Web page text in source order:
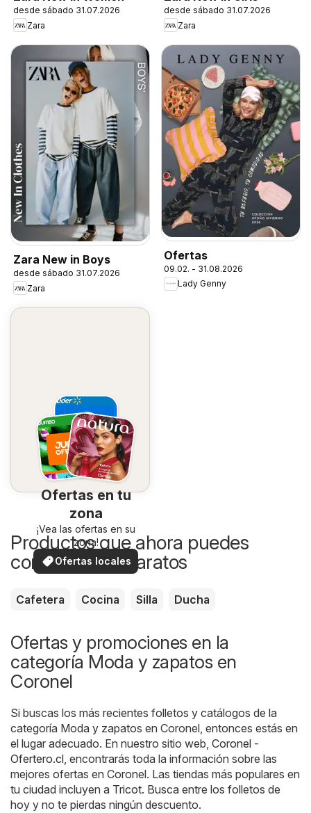
desde sábado 31.07.2026
Zara
desde sábado 31.07.2026
Zara
Zara New in Boys
desde sábado 31.07.2026
Zara
Ofertas
09.02. - 31.08.2026
Lady Genny
Ofertas en tu
zona
¡Vea las ofertas en su
zona!
Ofertas locales
Productos que ahora puedes
comprar más baratos
Cafetera Cocina Silla Ducha
Ofertas y promociones en la
categoría Moda y zapatos en
Coronel
Si buscas los más recientes folletos y catálogos de la
categoría Moda y zapatos en Coronel, entonces estás en
el lugar adecuado. En nuestro sitio web, Coronel -
Ofertero.cl, encontrarás toda la información sobre las
mejores ofertas en Coronel. Las tiendas más populares en
tu ciudad incluyen a Tricot. Busca entre los folletos de
hoy y no te pierdas ningún descuento.